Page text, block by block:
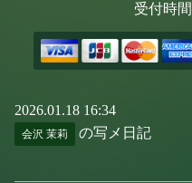
受付時
2026.01.18 16:34
会沢 茉莉 の写メ日記